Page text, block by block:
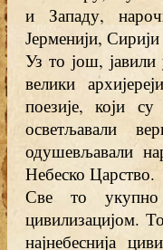
и Западу,
Јерменији,
Уз то још,
велики
поезије, који
осветљавали
одушевљавали
Небеско Царство.
Све то укупно
цивилизацијом.
најнебеснија